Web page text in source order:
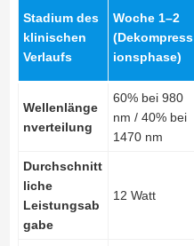
Stadium des
klinischen
Verlaufs
Woche 1–2
(Dekompress
ionsphase)
Wellenlänge
nverteilung
60% bei 980
nm / 40% bei
1470 nm
Durchschnitt
liche
Leistungsab
gabe
12 Watt